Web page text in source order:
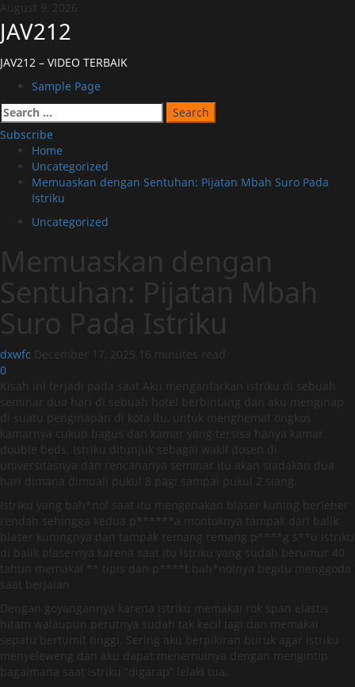
Skip
to
content
August 9, 2026
JAV212
JAV212 – VIDEO TERBAIK
Primary
Menu
Sample Page
Search
for:
Subscribe
Home
Uncategorized
Memuaskan dengan Sentuhan: Pijatan Mbah Suro Pada
Istriku
Uncategorized
Memuaskan dengan
Sentuhan: Pijatan Mbah
Suro Pada Istriku
dxwfc December 17, 2025
16 minutes read
0
Kisah ini terjadi pada saat Aku mengantarkan istriku di sebuah
seminar dua hari di sebuah hotel berbintang dan aku menginap
di suatu penginapan di kota itu, untuk menghemat ongkos
kamarnya cukup bagus dan kamar yang tersisa hanya kamar
double beds. Istriku ditunjuk sebagai wakil dosen di
universitasnya dan rencananya seminar itu akan siadakan dua
hari dimana dimuali pukul 8 pagi sampai pukul 2 siang.
IstrIku yang bah*nol saat itu mengenakan blaser kuning berleher
rendah sehingga kedua p******a montoknya tampak dari balik
blaser kuningnya dan tampak remang remang p****g s**u istriku
di balik blasernya karena saat itu istriku yang sudah berumur 40
tahun memakai ** tipis dan p****t bah*nolnya begitu menggoda
saat berjalan
Dengan goyangannya karena istriku memakai rok span elastis
hitam walaupun perutnya sudah tak kecil lagi dan memakai
sepatu bertumit tinggi. Sering aku berpikiran buruk agar istriku
menyeleweng dan aku dapat menemuinya dengan mengintip
bagaimana saat istriku “digarap” lelaki tua.